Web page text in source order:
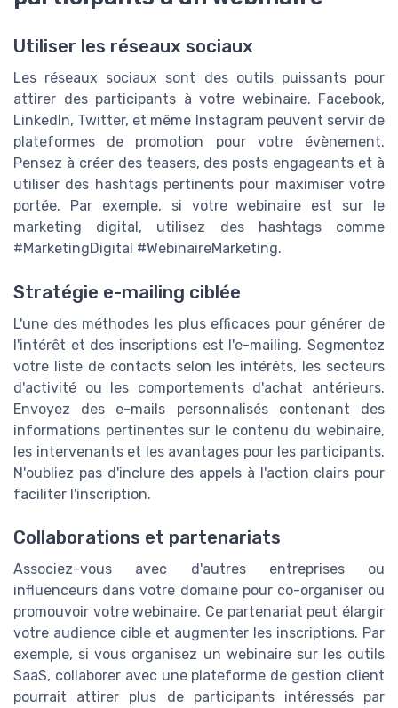
Utiliser les réseaux sociaux
Les réseaux sociaux sont des outils puissants pour
attirer des participants à votre webinaire. Facebook,
LinkedIn, Twitter, et même Instagram peuvent servir de
plateformes de promotion pour votre évènement.
Pensez à créer des teasers, des posts engageants et à
utiliser des hashtags pertinents pour maximiser votre
portée. Par exemple, si votre webinaire est sur le
marketing digital, utilisez des hashtags comme
#MarketingDigital #WebinaireMarketing.
Stratégie e-mailing ciblée
L'une des méthodes les plus efficaces pour générer de
l'intérêt et des inscriptions est l'e-mailing. Segmentez
votre liste de contacts selon les intérêts, les secteurs
d'activité ou les comportements d'achat antérieurs.
Envoyez des e-mails personnalisés contenant des
informations pertinentes sur le contenu du webinaire,
les intervenants et les avantages pour les participants.
N'oubliez pas d'inclure des appels à l'action clairs pour
faciliter l'inscription.
Collaborations et partenariats
Associez-vous avec d'autres entreprises ou
influenceurs dans votre domaine pour co-organiser ou
promouvoir votre webinaire. Ce partenariat peut élargir
votre audience cible et augmenter les inscriptions. Par
exemple, si vous organisez un webinaire sur les outils
SaaS, collaborer avec une plateforme de gestion client
pourrait attirer plus de participants intéressés par